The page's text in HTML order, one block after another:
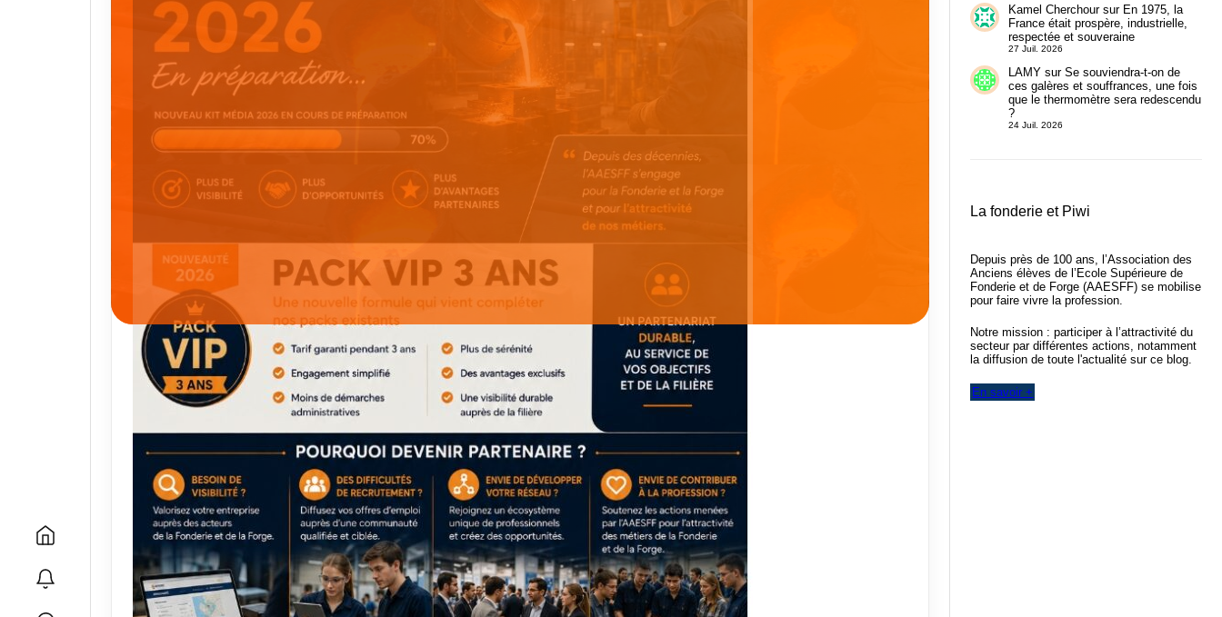
Kamel Cherchoursur En 1975, la
France était prospère, industrielle,
respectée et souveraine
27 Juil. 2026
LAMYsur Se souviendra-t-on de
ces galères et souffrances, une fois
que le thermomètre sera redescendu
?
24 Juil. 2026
La fonderie et Piwi
Depuis près de 100 ans, l’Association des
Anciens élèves de l’Ecole Supérieure de
Fonderie et de Forge (AAESFF) se mobilise
pour faire vivre la profession.
Notre mission : participer à l’attractivité du
secteur par différentes actions, notamment
la diffusion de toute l'actualité sur ce blog.
En savoir +